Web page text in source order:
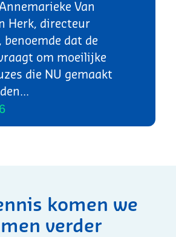
Van
Herk, directeur
benoemde dat de
om moeilijke
die NU gemaakt
komen we
verder